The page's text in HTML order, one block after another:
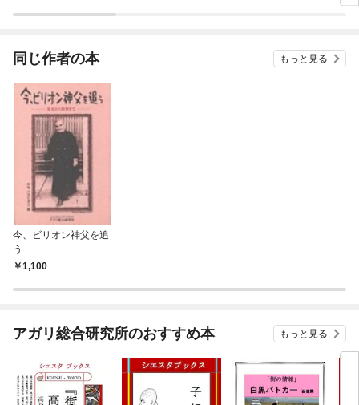
今
同じ作者の本 もっと見る
今、ビリオン神父を追
う
1,100
アガリ総合研究所のおすすめ本 もっと見る